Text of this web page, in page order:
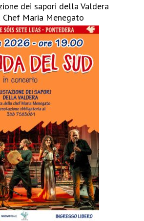
dei sapori della Valdera
Maria Menegato